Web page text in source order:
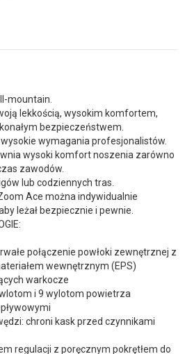
mountain.
lekkością, wysokim komfortem,
bezpieczeństwem.
wymagania profesjonalistów.
wysoki komfort noszenia zarówno
zawodów.
lub codziennych tras.
Ace można indywidualnie
leżał bezpiecznie i pewnie.
połączenie powłoki zewnętrznej z
wewnętrznym (EPS)
warkocze
i 9 wylotom powietrza
chroni kask przed czynnikami
regulacji z poręcznym pokrętłem do